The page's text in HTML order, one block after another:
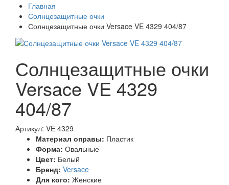
Главная
Солнцезащитные очки
Солнцезащитные очки Versace VE 4329 404/87
Солнцезащитные очки
Versace VE 4329
404/87
Артикул: VE 4329
Материал оправы: Пластик
Форма: Овальные
Цвет: Белый
Бренд: Versace
Для кого: Женские